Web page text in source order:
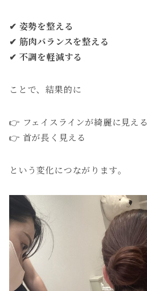
✔ 姿勢を整える
✔ 筋肉バランスを整える
✔ 不調を軽減する
ことで、結果的に
👉 フェイスラインが綺麗に見える
👉 首が長く見える
という変化につながります。